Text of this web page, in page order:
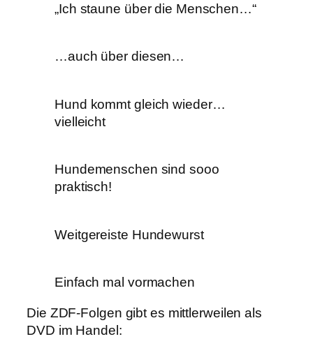
„Ich staune über die Menschen…“
…auch über diesen…
Hund kommt gleich wieder…
vielleicht
Hundemenschen sind sooo
praktisch!
Weitgereiste Hundewurst
Einfach mal vormachen
Die ZDF-Folgen gibt es mittlerweilen als
DVD im Handel: